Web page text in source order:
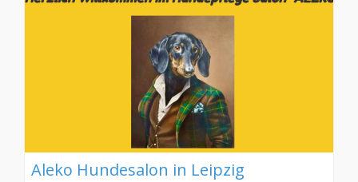
Kommentarfunktion unten mit anderen
Hundebesitzer/innen!
Aleko Hundesalon in Leipzig